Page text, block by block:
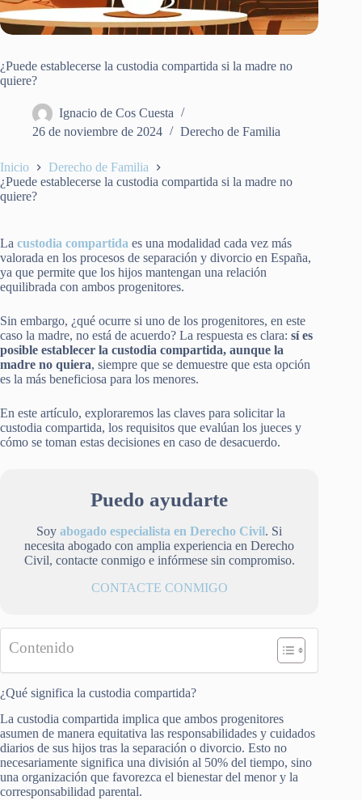
¿Puede establecerse la custodia compartida si la madre no
quiere?
Ignacio de Cos Cuesta
26 de noviembre de 2024
Derecho de Familia
Inicio
Derecho de Familia
¿Puede establecerse la custodia compartida si la madre no
quiere?
La custodia compartida es una modalidad cada vez más
valorada en los procesos de separación y divorcio en España,
ya que permite que los hijos mantengan una relación
equilibrada con ambos progenitores.
Sin embargo, ¿qué ocurre si uno de los progenitores, en este
caso la madre, no está de acuerdo? La respuesta es clara: sí es
posible establecer la custodia compartida, aunque la
madre no quiera, siempre que se demuestre que esta opción
es la más beneficiosa para los menores.
En este artículo, exploraremos las claves para solicitar la
custodia compartida, los requisitos que evalúan los jueces y
cómo se toman estas decisiones en caso de desacuerdo.
Puedo ayudarte
Soyabogado especialista en Derecho Civil. Si
necesita abogado con amplia experiencia en Derecho
Civil, contacte conmigo e infórmese sin compromiso.
CONTACTE CONMIGO
Contenido
¿Qué significa la custodia compartida?
La custodia compartida implica que ambos progenitores
asumen de manera equitativa las responsabilidades y cuidados
diarios de sus hijos tras la separación o divorcio. Esto no
necesariamente significa una división al 50% del tiempo, sino
una organización que favorezca el bienestar del menor y la
corresponsabilidad parental.